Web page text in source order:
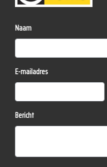
Buitenspiegels elektrisch
Buitenspiegels met
Chroom delen exterieur
Keyless entry
Led dagrijverlichting
Led koplampen
Naam
E-mailadres
Bericht